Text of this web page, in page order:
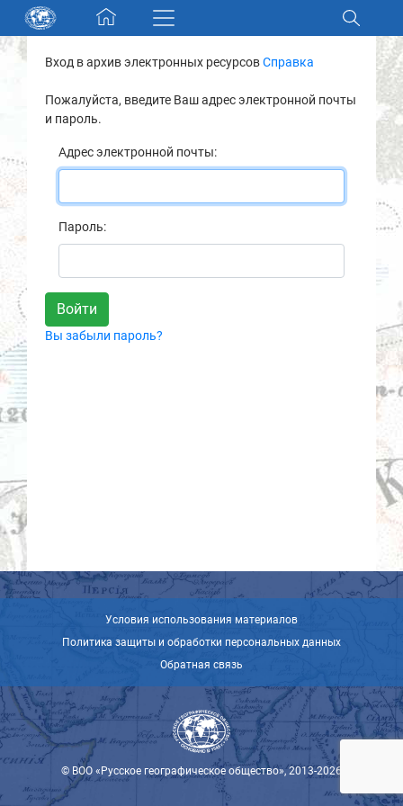
Skip navigation
Разделы и коллекции
Электронный каталог
Новости
О нас
Контакты
Партнеры
Вход в архив электронных ресурсовСправка
Пожалуйста, введите Ваш адрес электронной почты
и пароль.
Адрес электронной почты:
Пароль:
Вы забыли пароль?
Условия использования материалов
Политика защиты и обработки персональных данных
Обратная связь
© ВОО «Русское географическое общество», 2013-2026